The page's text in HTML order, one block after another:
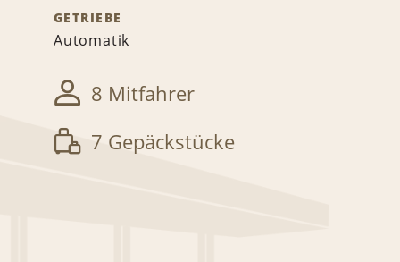
GETRIEBE
Automatik
8 Mitfahrer
7 Gepäckstücke